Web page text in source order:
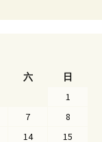
六
日
1
7
8
14 15